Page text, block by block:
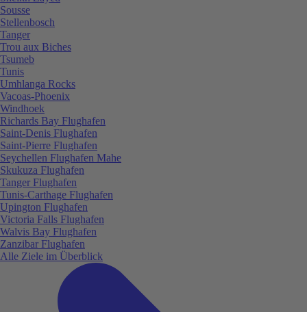
Sousse
Stellenbosch
Tanger
Trou aux Biches
Tsumeb
Tunis
Umhlanga Rocks
Vacoas-Phoenix
Windhoek
Richards Bay Flughafen
Saint-Denis Flughafen
Saint-Pierre Flughafen
Seychellen Flughafen Mahe
Skukuza Flughafen
Tanger Flughafen
Tunis-Carthage Flughafen
Upington Flughafen
Victoria Falls Flughafen
Walvis Bay Flughafen
Zanzibar Flughafen
Alle Ziele im Überblick